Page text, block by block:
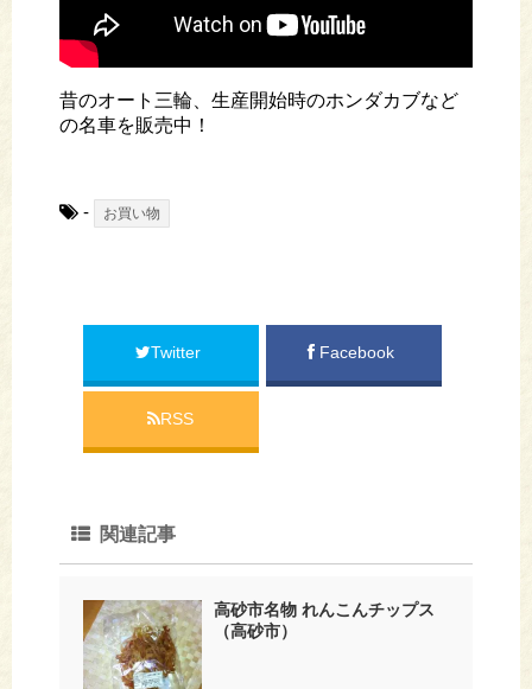
昔のオート三輪、生産開始時のホンダカブなど
の名車を販売中！
- お買い物
Twitter Facebook
RSS
関連記事
高砂市名物 れんこんチップス
（高砂市）